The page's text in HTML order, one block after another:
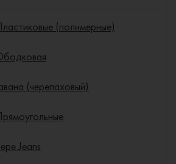
(полимерные)
(черепаховый)
Jeans